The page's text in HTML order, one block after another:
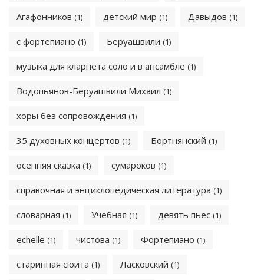
Агафонников (1) детский мир (1) Давыдов (1)
с фортепиано (1) Беруашвили (1)
музыка для кларнета соло и в ансамбле (1)
Водопьянов-Беруашвили Михаил (1)
хоры без сопровождения (1)
35 духовных концертов (1) Бортнянский (1)
осенняя сказка (1) сумароков (1)
справочная и энциклопедическая литература (1)
словарная (1) Учебная (1) девять пьес (1)
echelle (1) чистова (1) Фортепиано (1)
старинная сюита (1) Ласковский (1)